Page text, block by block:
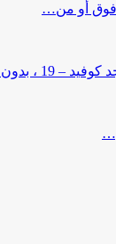
، بدون…